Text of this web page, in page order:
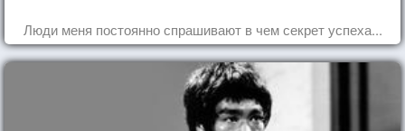
Люди меня постоянно спрашивают в чем секрет успеха...